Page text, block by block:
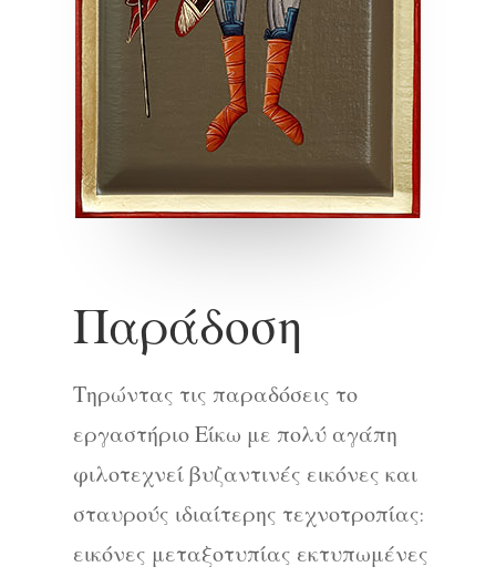
Παράδοση
Τηρώντας τις παραδόσεις το
εργαστήριο Είκω με πολύ αγάπη
φιλοτεχνεί βυζαντινές εικόνες και
σταυρούς ιδιαίτερης τεχνοτροπίας:
εικόνες μεταξοτυπίας εκτυπωμένες